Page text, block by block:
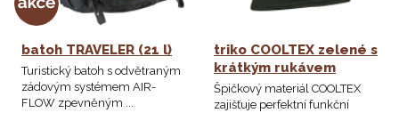
batoh TRAVELER (21 l)
Turistický batoh s odvětraným
zádovým systémem AIR-
FLOW zpevněným ...
triko COOLTEX zelené s
krátkým rukávem
Špičkový materiál COOLTEX
zajišťuje perfektní funkční